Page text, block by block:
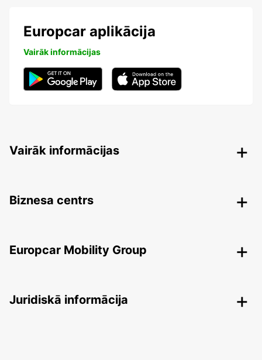
Europcar aplikācija
Vairāk informācijas
Vairāk informācijas
Biznesa centrs
Europcar Mobility Group
Juridiskā informācija